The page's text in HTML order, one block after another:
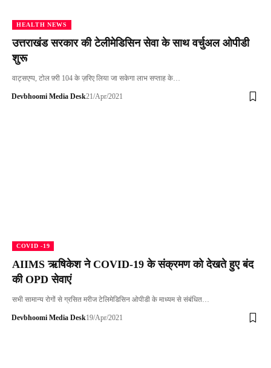
HEALTH NEWS
उत्तराखंड सरकार की टेलीमेडिसिन सेवा के साथ वर्चुअल ओपीडी
शुरू
वाट्सएप्प, टोल फ़्री 104 के ज़रिए लिया जा सकेगा लाभ सप्ताह के…
Devbhoomi Media Desk21/Apr/2021
COVID -19
AIIMS ऋषिकेश ने COVID-19 के संक्रमण को देखते हुए बंद
की OPD सेवाएं
सभी सामान्य रोगों से ग्रसित मरीज टेलिमेडिसिन ओपीडी के माध्यम से संबंधित…
Devbhoomi Media Desk19/Apr/2021